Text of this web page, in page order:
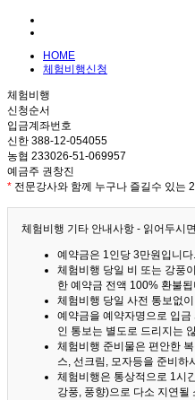
HOME
체험비행신청
체험비행
신청순서
입금계좌번호
신한 388-12-054055
농협 233026-51-069957
예금주 권창진
* 전문강사와 함께 누구나 즐길수 있는
체험비행 기타 안내사항 - 읽어두시
예약금은 1인당 3만원입니다.
체험비행 당일 비 또는 강풍
한 예약금 전액 100% 환불
체험비행 당일 사전 통보없
예약금을 예약자명으로 입
인 통보는 별도로 드리지는
체험비행 준비물은 편안한
스, 선크림, 모자등을 준비하
체험비행은 통상적으로 1시
강풍, 풍향)으로 다소 지연될